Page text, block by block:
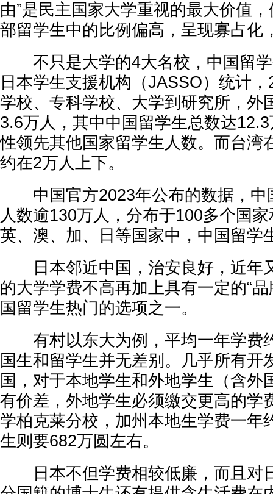
由”是民主国家大学重视的最大价值
部留学生中的比例偏高，呈现寡占化
不只是大学的4大名校，中国留学
日本学生支援机构（JASSO）统计
学校、专科学校、大学到研究所，外
3.6万人，其中中国留学生总数达
性领先其他国家留学生人数。而台湾
约在2万人上下。
中国官方2023年公布的数据，中
人数逾130万人，分布于100多个国
英、澳、加、日等国家中，中国留学
日本邻近中国，治安良好，近年
的大学学费不高再加上具有一定的“
国留学生热门的选项之一。
有村以东大为例，平均一年学费
国生和留学生并无差别。几乎所有开
国，对于本地学生和外地学生（含外
有价差，外地学生必须缴交更高的学
学柏克莱分校，加州本地生学费一年
生则要682万圆左右。
日本不但学费相较低廉，而且对